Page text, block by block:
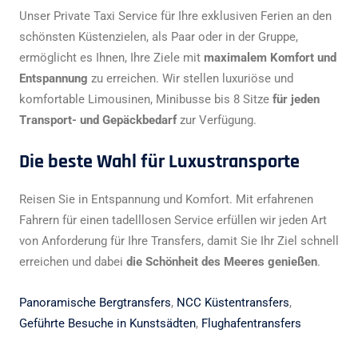
Unser Private Taxi Service für Ihre exklusiven Ferien an den
schönsten Küstenzielen, als Paar oder in der Gruppe,
ermöglicht es Ihnen, Ihre Ziele mit maximalem Komfort und
Entspannung zu erreichen. Wir stellen luxuriöse und
komfortable Limousinen, Minibusse bis 8 Sitze für jeden
Transport- und Gepäckbedarfzur Verfügung.
Die beste Wahl für Luxustransporte
Reisen Sie in Entspannung und Komfort. Mit erfahrenen
Fahrern für einen tadelllosen Service erfüllen wir jeden Art
von Anforderung für Ihre Transfers, damit Sie Ihr Ziel schnell
erreichen und dabei die Schönheit des Meeres genießen.
Panoramische Bergtransfers, NCC Küstentransfers,
Geführte Besuche in Kunstsädten, Flughafentransfers